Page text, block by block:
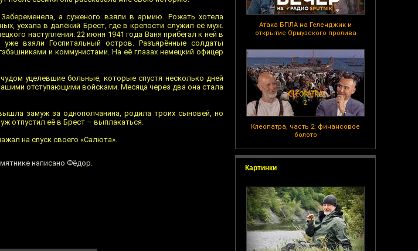
Атака БПЛА на Геленджик и
открытие Ормузского пролива
Клеопатра, часть 2: финансовое
болото
Картинки
а суженого взяли в армию. Рожать хотела
уехала в далёкий Брест, где в крепости служил её муж.
наступления. 22 июня 1941 года Ваня прибегал к ней в
взяли Госпитальный остров. Разъярённые солдаты
и коммунистами. На её глазах немецкий офицер
уцелевшие больные, которые спустя несколько дней
отступающими войсками. Месяца через два она стала
замуж за однополчанина, родила троих сыновей, но
отпустил её в Брест – выплакаться.
на спуск своего «Салюта».
написано Фёдор.